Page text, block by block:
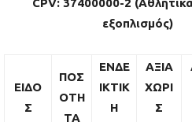
CPV: 37400000-2
εξοπλισμός)
ΕΙΔΟ
Σ
ΠΟΣ
ΟΤΗ
ΤΑ
ΕΝΔΕ
ΙΚΤΙΚ
Η
ΑΞΙΑ
ΧΩΡΙ
Σ